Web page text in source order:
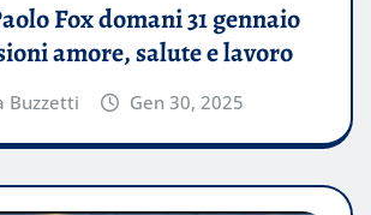
Fox domani 31 gennaio
amore, salute e lavoro
Buzzetti Gen 30, 2025